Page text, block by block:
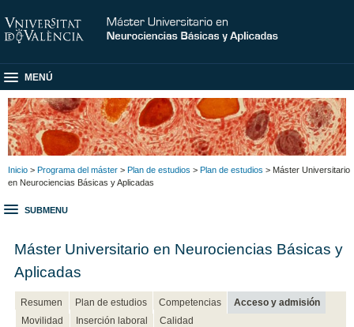
MENÚ
Inicio > Programa del máster > Plan de estudios > Plan de estudios > Máster Universitario
en Neurociencias Básicas y Aplicadas
SUBMENU
Máster Universitario en Neurociencias Básicas y
Aplicadas
Resumen Plan de estudios Competencias
Acceso y admisión
Movilidad
Inserción laboral Calidad